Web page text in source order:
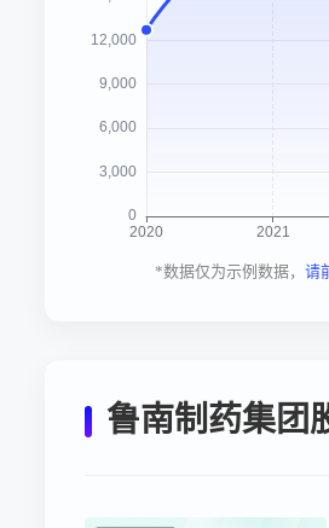
*数据仅为示例数据， 请
鲁南制药集团